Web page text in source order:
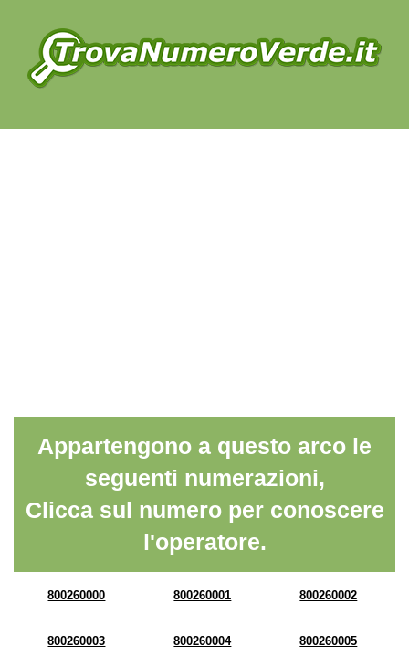
Appartengono a questo arco le
seguenti numerazioni,
Clicca sul numero per conoscere
l'operatore.
800260000 800260001 800260002
800260003 800260004 800260005